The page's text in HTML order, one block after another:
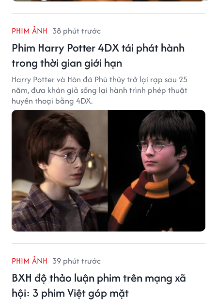
PHIM ẢNH 38 phút trước
Phim Harry Potter 4DX tái phát hành
trong thời gian giới hạn
Harry Potter và Hòn đá Phù thủy trở lại rạp sau 25
năm, đưa khán giả sống lại hành trình phép thuật
huyền thoại bằng 4DX.
PHIM ẢNH 39 phút trước
BXH độ thảo luận phim trên mạng xã
hội: 3 phim Việt góp mặt